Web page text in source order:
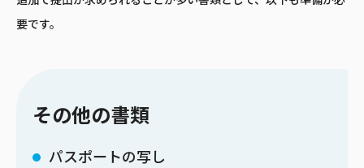
要です。
その他の書類
パスポートの写し